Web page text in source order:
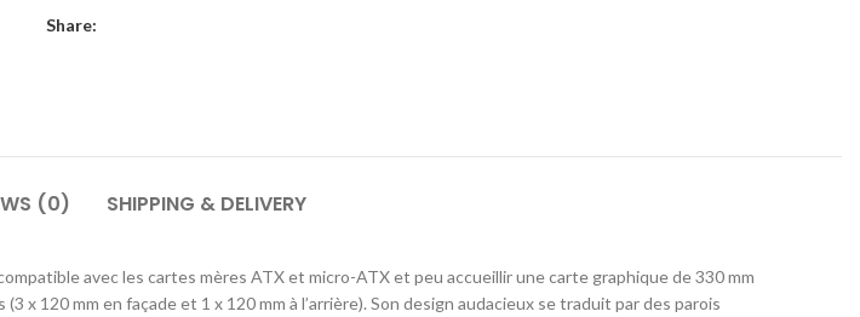
Share:
(0) SHIPPING & DELIVERY
avec les cartes mères ATX et micro-ATX et peu accueillir une carte graphique de 330 mm
120 mm en façade et 1 x 120 mm à l’arrière). Son design audacieux se traduit par des parois